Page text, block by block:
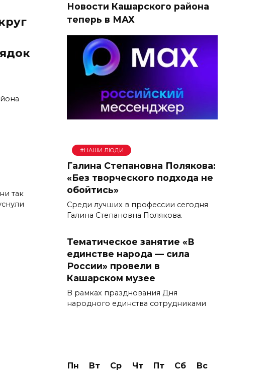
так
Новости Кашарского района
теперь в МАХ
#НАШИ ЛЮДИ
Галина Степановна Полякова:
«Без творческого подхода не
обойтись»
Среди лучших в профессии сегодня
Галина Степановна Полякова.
Тематическое занятие «В
единстве народа — сила
России» провели в
Кашарском музее
В рамках празднования Дня
народного единства сотрудниками
Пн Вт Ср Чт Пт Сб
Вс